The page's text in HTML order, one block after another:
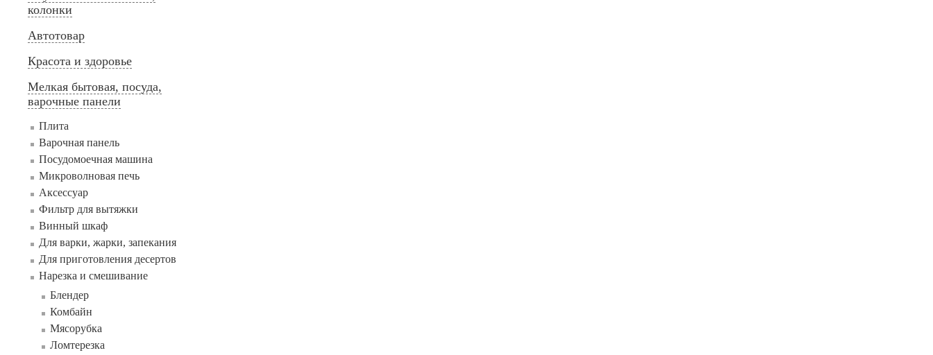
колонки
Автотовар
Красота и здоровье
Мелкая бытовая, посуда,
варочные панели
Плита
Варочная панель
Посудомоечная машина
Микроволновая печь
Аксессуар
Фильтр для вытяжки
Винный шкаф
Для варки, жарки, запекания
Для приготовления десертов
Нарезка и смешивание
Блендер
Комбайн
Мясорубка
Ломтерезка